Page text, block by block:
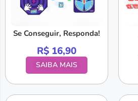
Se Conseguir, Responda!
R$ 16,90
SAIBA MAIS